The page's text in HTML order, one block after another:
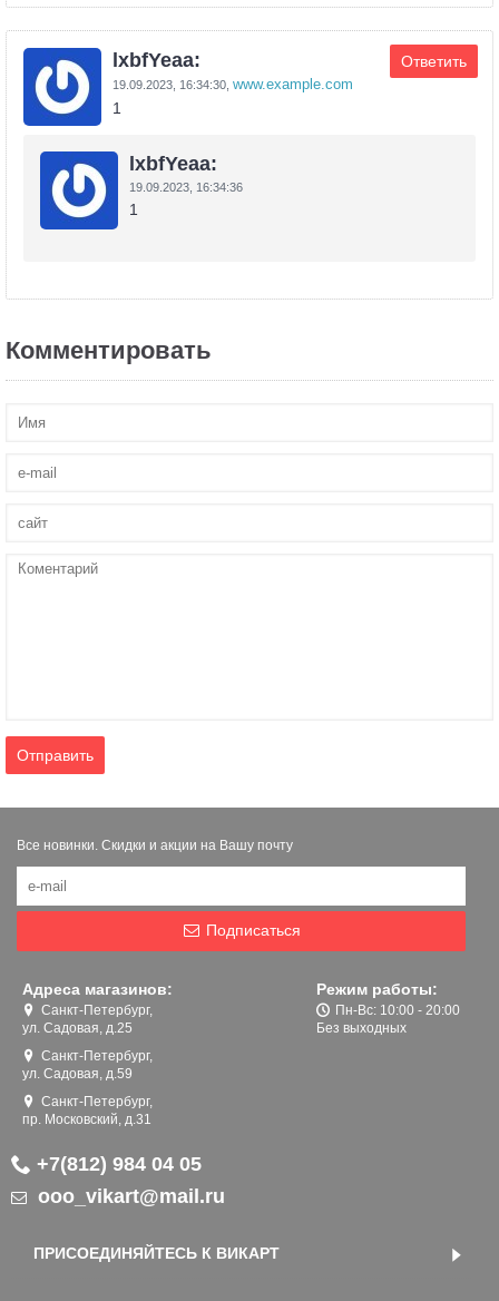
lxbfYeaa:
19.09.2023, 16:34:30 www.example.com
Ответить
1
lxbfYeaa:
19.09.2023, 16:34:36
1
Комментировать
Отправить
Все новинки. Скидки и акции на Вашу почту
Подписаться
Адреса магазинов:
Санкт-Петербург,
ул. Садовая, д.25
Санкт-Петербург,
ул. Садовая, д.59
Санкт-Петербург,
пр. Московский, д.31
Режим работы:
Пн-Вс: 10:00 - 20:00
Без выходных
+7(812) 984 04 05
ooo_vikart@mail.ru
ПРИСОЕДИНЯЙТЕСЬ К ВИКАРТ